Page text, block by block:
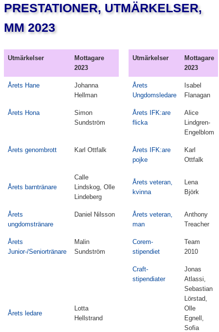
PRESTATIONER, UTMÄRKELSER,
MM 2023
Utmärkelser
Mottagare
2023
Utmärkelser
Mottagare
2023
Årets Hane
Johanna
Hellman
Årets
Ungdomsledare
Isabel
Flanagan
Årets Hona
Simon
Sundström
Årets IFK:are
flicka
Alice
Lindgren-
Engelblom
Årets genombrott Karl Ottfalk
Årets IFK:are
pojke
Karl
Ottfalk
Årets barntränare
Calle
Lindskog, Olle
Lindeberg
Årets veteran,
kvinna
Lena
Björk
Årets
ungdomstränare
Daniel Nilsson
Årets veteran,
man
Anthony
Treacher
Årets
Junior-/Seniortränare
Malin
Sundström
Corem-
stipendiet
Team
2010
Årets ledare
Lotta
Hellstrand
Craft-
stipendiater
Jonas
Atlassi,
Sebastian
Lörstad,
Olle
Egnell,
Sofia